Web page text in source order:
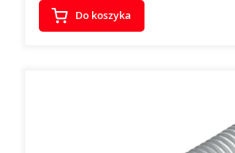
Do koszyka